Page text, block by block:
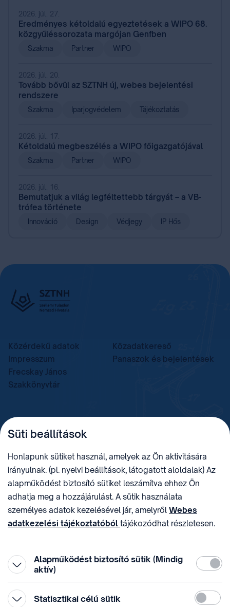
2026. júl. 27.
Eredményes kétoldalú egyeztetések a WIPO 68.
közgyűléssorozata margójan Genfben
Szakma Partner WIPO
2026. júl. 20.
Tovább bővül az SZTNH új, webes bejelentési
rendszere
Szakma Iparjogvédelem Tájékoztatás
2026. júl. 17.
Kétoldalú megbeszélés a WIPO főigazgatójával
Szakma Partner WIPO
2026. júl. 16.
Bemutatjuk a világ legféltettebb tárgyát – a VB-
trófea története
Innováció Design Védjegy IP Hős
Közérdekű adatok
Közadatkereső
Impresszum
Panaszok és bejelentések
Frecskay János
Szakkönyvtár
TELEFON
+36 (1) 312 4400
sztnh@hipo.gov.hu 15311746-2-42
CÍM
1081 Budapest II. János
Pál pápa tér 7.
HIVATAL RÖVID NEVE
SZTNHOPS, KRID:
174434905
KÖZÖSSÉGI MÉDIA
Süti beállítások
Honlapunk sütiket használ, amelyek az Ön aktivitására
irányulnak. (pl. nyelvi beállítások, látogatott aloldalak) Az
alapműködést biztosító sütiket leszámítva ehhez Ön
adhatja meg a hozzájárulást. A sütik használata
személyes adatok kezelésével jár, amelyről Webes
adatkezelési tájékoztatóból tájékozódhat részletesen.
Alapműködést biztosító sütik (Mindig
aktív)
Statisztikai célú sütik